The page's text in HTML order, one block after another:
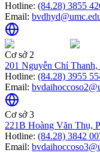
Hotline: (84.28) 3855
Email:
Cơ sở 2
201 Nguyễn Chí
Hotline: (84.28) 3955
Email:
Cơ sở 3
221B Hoàng Văn Thụ,
Hotline: (84.28) 3842
Email: